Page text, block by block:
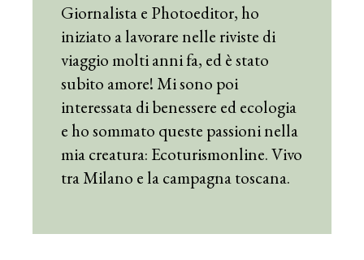
Giornalista e Photoeditor, ho
iniziato a lavorare nelle riviste di
viaggio molti anni fa, ed è stato
subito amore! Mi sono poi
interessata di benessere ed ecologia
e ho sommato queste passioni nella
mia creatura: Ecoturismonline. Vivo
tra Milano e la campagna toscana.